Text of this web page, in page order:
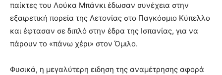
παίκτες του Λούκα Μπάνκι έδωσαν συνέχεια στην
εξαιρετική πορεία της Λετονίας στο Παγκόσμιο Κύπελλο
και έφτασαν σε διπλό στην έδρα της Ισπανίας, για να
πάρουν το «πάνω χέρι» στον Όμιλο.
Φυσικά, η μεγαλύτερη ειδηση της αναμέτρησης αφορά